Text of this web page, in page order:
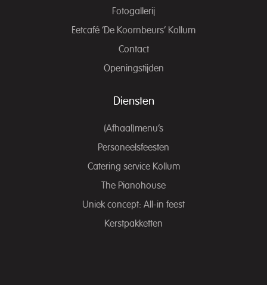
Fotogallerij
Eetcafé ‘De Koornbeurs’ Kollum
Contact
Openingstijden
Diensten
(Afhaal)menu’s
Personeelsfeesten
Catering service Kollum
The Pianohouse
Uniek concept: All-in feest
Kerstpakketten